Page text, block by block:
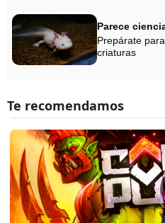
Parece
Prepárate
criaturas